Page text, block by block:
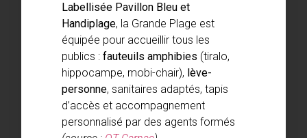
Labellisée Pavillon Bleu et
Handiplage, la Grande Plage est
équipée pour accueillir tous les
publics : fauteuils amphibies (tiralo,
hippocampe, mobi-chair), lève-
personne, sanitaires adaptés, tapis
d’accès et accompagnement
personnalisé par des agents formés